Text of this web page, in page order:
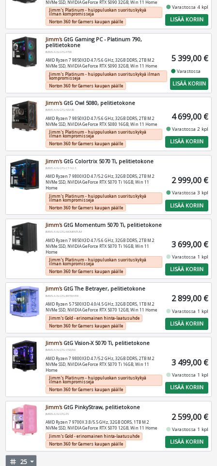
NVMe SSD, NVIDIA GeForce RTX 5090 32GB, Win 11 Home
Jimm's Platinum - huippuluokan suorituskykyä
ilman kompromisseja
Norton 360 for Gamers kaupan päälle
fiber_manual_recordVarastossa 4 kpl
LISÄÄ KORIIN
Jimm'sGtG Gaming PC - Platinum 790,
pelitietokone
JIMMS-A-N-GTG-P790
AMD Ryzen 7 9850X3D 4.7/5.6 GHz, 32GB DDR5, 2TB M.2
NVMe SSD, NVIDIA GeForce RTX 5090 32GB, Win 11 Home
Jimm's Platinum - huippuluokan suorituskykyä ilman
kompromisseja
Norton 360 for Gamers kaupan päälle
5 399,00 €
fiber_manual_recordVarastossa
LISÄÄ KORIIN
Jimm'sGtG Owl 5080, pelitietokone
JIMMS-A-N-GTG-NXA80
AMD Ryzen 7 9850X3D 4.7/5.6 GHz, 32GB DDR5, 2TB M.2
NVMe SSD, NVIDIA GeForce RTX 5080 16GB, Win 11 Home
Jimm's Platinum - huippuluokan suorituskykyä
ilman kompromisseja
Norton 360 for Gamers kaupan päälle
4 699,00 €
fiber_manual_recordVarastossa 2 kpl
LISÄÄ KORIIN
Jimm'sGtG Colortrix 5070 Ti, pelitietokone
JIMMS-A-N-GTG-CT-V2.3
AMD Ryzen 7 9800X3D 4.7/5.2 GHz, 32GB DDR5, 2TB M.2
NVMe SSD, NVIDIA GeForce RTX 5070 Ti 16GB, Win 11
Home
Jimm's Platinum - huippuluokan suorituskykyä
ilman kompromisseja
Norton 360 for Gamers kaupan päälle
2 999,00 €
fiber_manual_recordVarastossa 3 kpl
LISÄÄ KORIIN
Jimm'sGtG Momentum 5070 Ti, pelitietokone
JIMMS-A-N-GTG-MOMENTUM
AMD Ryzen 7 9850X3D 4.7/5.6 GHz, 32GB DDR5, 2TB M.2
NVMe SSD, NVIDIA GeForce RTX 5070 Ti 16GB, Win 11
Home
Jimm's Platinum - huippuluokan suorituskykyä
ilman kompromisseja
Norton 360 for Gamers kaupan päälle
3 699,00 €
fiber_manual_record Varastossa 1 kpl
LISÄÄ KORIIN
Jimm'sGtG The Betrayer, pelitietokone
JIMMS-A-N-GTG-BETRAYER
AMD Ryzen 5 7500X3D 4.0/4.5 GHz, 32GB DDR5, 1TB M.2
NVMe SSD, NVIDIA GeForce RTX 5070 12GB, Win 11 Home
Jimm's Gold - erinomainen hinta-laatusuhde
Norton 360 for Gamers kaupan päälle
2 899,00 €
fiber_manual_record Varastossa 1 kpl
LISÄÄ KORIIN
Jimm'sGtG Vision-X 5070 Ti, pelitietokone
JIMMS-A-N-GTG-VISIONX
AMD Ryzen 7 9800X3D 4.7/5.2 GHz, 32GB DDR5, 2TB M.2
NVMe SSD, NVIDIA GeForce RTX 5070 Ti 16GB, Win 11
Home
Jimm's Platinum - huippuluokan suorituskykyä
ilman kompromisseja
Norton 360 for Gamers kaupan päälle
3 499,00 €
fiber_manual_record Varastossa 1 kpl
LISÄÄ KORIIN
Jimm'sGtG PinkyStraw, pelitietokone
JIMMS-A-N-GTG-PS
AMD Ryzen 7 9700X 3.8/5.5 GHz, 32GB DDR5, 1TB M.2
NVMe SSD, NVIDIA GeForce RTX 5070 12GB, Win 11 Home
Jimm's Gold - erinomainen hinta-laatusuhde
Norton 360 for Gamers kaupan päälle
2 599,00 €
fiber_manual_record Varastossa 1 kpl
LISÄÄ KORIIN
tag 25